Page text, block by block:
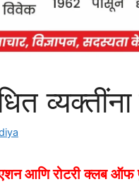
आणि रोटरी क्लब ऑफ